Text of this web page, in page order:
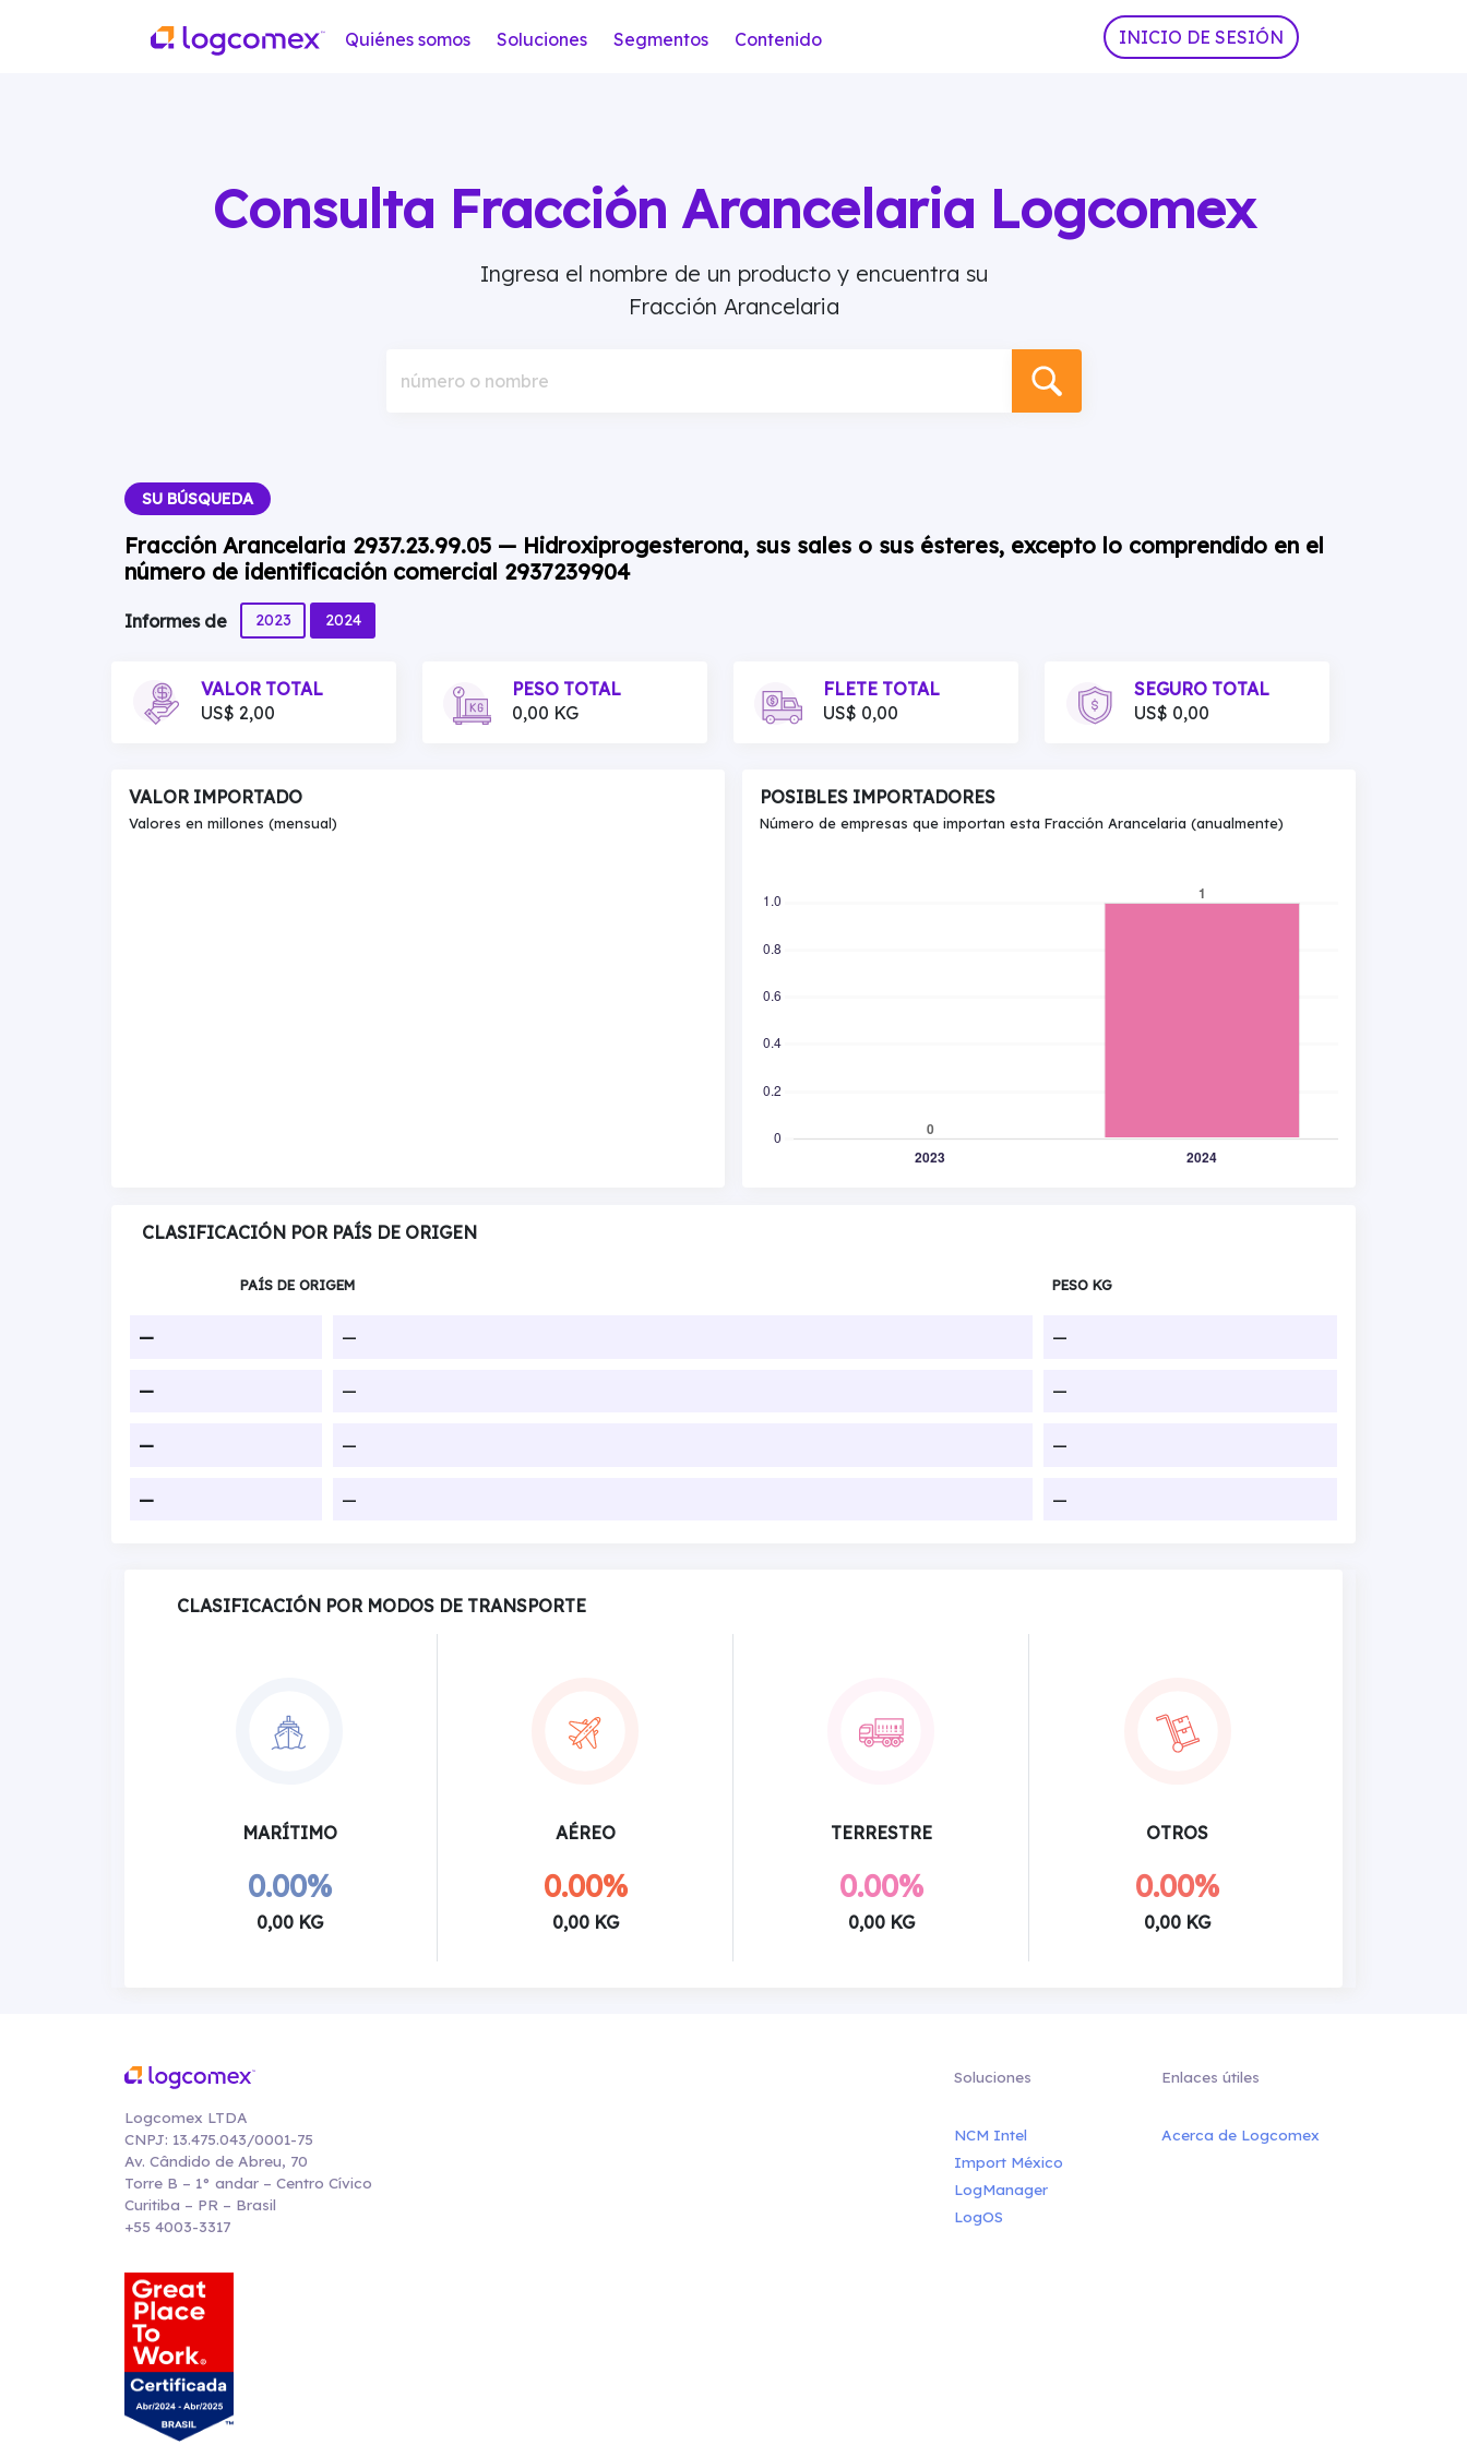
Quiénes somos Soluciones Segmentos Contenido INICIO DE SESIÓN
Consulta Fracción Arancelaria Logcomex
Ingresa el nombre de un producto y encuentra su
Fracción Arancelaria
número o nombre
SU BÚSQUEDA
Fracción Arancelaria 2937.23.99.05 — Hidroxiprogesterona, sus sales o sus ésteres, excepto lo comprendido en el
número de identificación comercial 2937239904
Informes de 2023 2024
VALOR TOTAL
US$ 2,00
PESO TOTAL
0,00 KG
FLETE TOTAL
US$ 0,00
SEGURO TOTAL
US$ 0,00
VALOR IMPORTADO
Valores en millones (mensual)
POSIBLES IMPORTADORES
Número de empresas que importan esta Fracción Arancelaria (anualmente)
CLASIFICACIÓN POR PAÍS DE ORIGEN
PAÍS DE ORIGEM PESO KG
— — —
— — —
— — —
— — —
CLASIFICACIÓN POR MODOS DE TRANSPORTE
MARÍTIMO
0.00%
0,00 KG
AÉREO
0.00%
0,00 KG
TERRESTRE
0.00%
0,00 KG
OTROS
0.00%
0,00 KG
Logcomex LTDA
CNPJ: 13.475.043/0001-75
Av. Cândido de Abreu, 70
Torre B – 1° andar – Centro Cívico
Curitiba – PR – Brasil
+55 4003-3317
Soluciones
NCM Intel
Import México
LogManager
LogOS
Enlaces útiles
Acerca de Logcomex